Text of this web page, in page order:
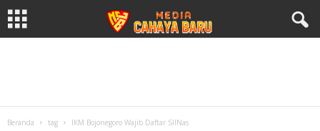
Beranda tag IKM Bojonegoro Wajib Daftar SIINas